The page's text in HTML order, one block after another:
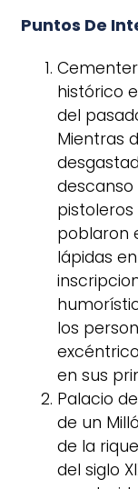
Puntos De
histórico
del
Mientras
poblaron
lápidas
los
en sus
Palacio
de un
de la
del siglo